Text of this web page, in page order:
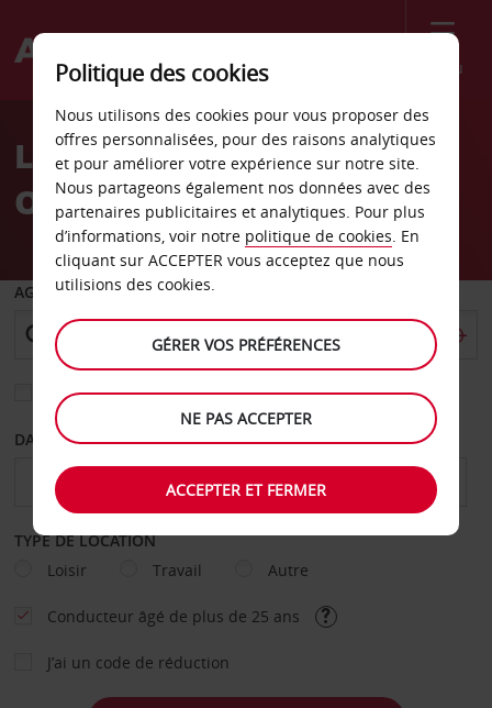
Menu
Welcome
AvisLocation de voiture
Olbia - Centre-ville
AGENCE DE DÉPART
Sélectionnez une autre agence de retour
DATE DE DÉPART DATE DE RETOUR
TYPE DE LOCATION
Loisir
Travail Autre
Conducteur âgé de plus de 25 ans
J’ai un code de réduction
Politique des cookies
Nous utilisons des cookies pour vous proposer des
offres personnalisées, pour des raisons analytiques
et pour améliorer votre expérience sur notre site.
Nous partageons également nos données avec des
partenaires publicitaires et analytiques. Pour plus
d’informations, voir notre politique de cookies. En
cliquant sur ACCEPTER vous acceptez que nous
utilisions des cookies.
GÉRER VOS PRÉFÉRENCES
NE PAS ACCEPTER
ACCEPTER ET FERMER